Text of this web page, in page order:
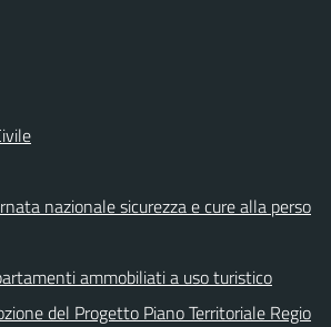
nazionale sicurezza e cure alla perso
ammobiliati a uso turistico
del Progetto Piano Territoriale Regio